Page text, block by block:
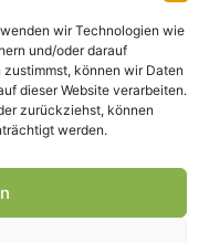
wir Technologien wie
und/oder darauf
können wir Daten
dieser Website verarbeiten.
zurückziehst, können
werden.